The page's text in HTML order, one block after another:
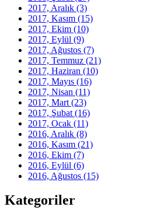
2017, Aralık (3)
2017, Kasım (15)
2017, Ekim (10)
2017, Eylül (9)
2017, Ağustos (7)
2017, Temmuz (21)
2017, Haziran (10)
2017, Mayıs (16)
2017, Nisan (11)
2017, Mart (23)
2017, Şubat (16)
2017, Ocak (11)
2016, Aralık (8)
2016, Kasım (21)
2016, Ekim (7)
2016, Eylül (6)
2016, Ağustos (15)
Kategoriler